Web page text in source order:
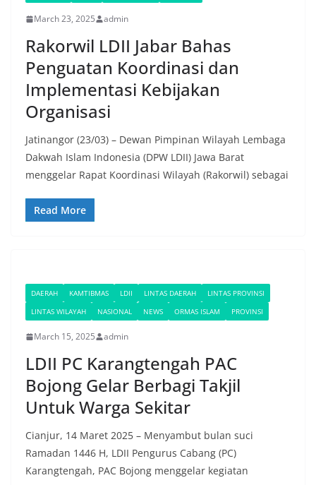
March 23, 2025 admin
Rakorwil LDII Jabar Bahas
Penguatan Koordinasi dan
Implementasi Kebijakan
Organisasi
Jatinangor (23/03) – Dewan Pimpinan Wilayah Lembaga
Dakwah Islam Indonesia (DPW LDII) Jawa Barat
menggelar Rapat Koordinasi Wilayah (Rakorwil) sebagai
Read More
DAERAH KAMTIBMAS LDII LINTAS DAERAH
LINTAS PROVINSI
LINTAS WILAYAH
NASIONAL NEWS ORMAS ISLAM PROVINSI
March 15, 2025 admin
LDII PC Karangtengah PAC
Bojong Gelar Berbagi Takjil
Untuk Warga Sekitar
Cianjur, 14 Maret 2025 – Menyambut bulan suci
Ramadan 1446 H, LDII Pengurus Cabang (PC)
Karangtengah, PAC Bojong menggelar kegiatan